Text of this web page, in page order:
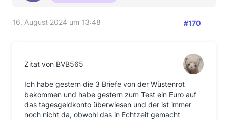
16. August 2024 um 13:48 #170
Zitat von BVB565
Ich habe gestern die 3 Briefe von der Wüstenrot
bekommen und habe gestern zum Test ein Euro auf
das tagesgeldkonto überwiesen und der ist immer
noch nicht da, obwohl das in Echtzeit gemacht